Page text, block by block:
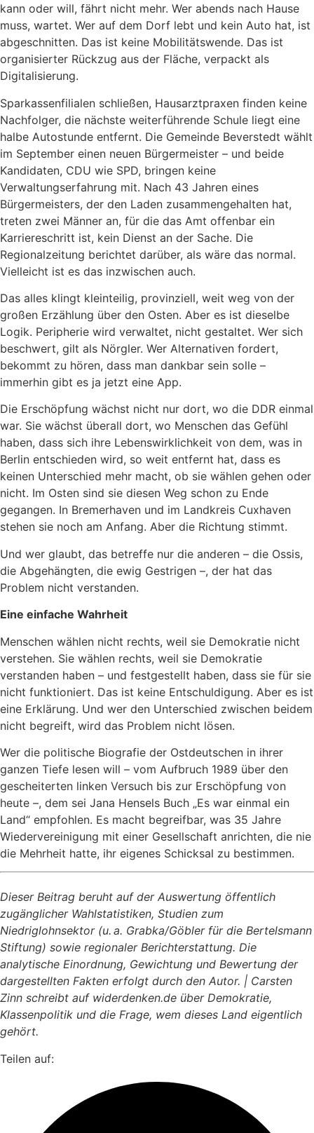
kann oder will, fährt nicht mehr. Wer abends nach Hause
muss, wartet. Wer auf dem Dorf lebt und kein Auto hat, ist
abgeschnitten. Das ist keine Mobilitätswende. Das ist
organisierter Rückzug aus der Fläche, verpackt als
Digitalisierung.
Sparkassenfilialen schließen, Hausarztpraxen finden keine
Nachfolger, die nächste weiterführende Schule liegt eine
halbe Autostunde entfernt. Die Gemeinde Beverstedt wählt
im September einen neuen Bürgermeister – und beide
Kandidaten, CDU wie SPD, bringen keine
Verwaltungserfahrung mit. Nach 43 Jahren eines
Bürgermeisters, der den Laden zusammengehalten hat,
treten zwei Männer an, für die das Amt offenbar ein
Karriereschritt ist, kein Dienst an der Sache. Die
Regionalzeitung berichtet darüber, als wäre das normal.
Vielleicht ist es das inzwischen auch.
Das alles klingt kleinteilig, provinziell, weit weg von der
großen Erzählung über den Osten. Aber es ist dieselbe
Logik. Peripherie wird verwaltet, nicht gestaltet. Wer sich
beschwert, gilt als Nörgler. Wer Alternativen fordert,
bekommt zu hören, dass man dankbar sein solle –
immerhin gibt es ja jetzt eine App.
Die Erschöpfung wächst nicht nur dort, wo die DDR einmal
war. Sie wächst überall dort, wo Menschen das Gefühl
haben, dass sich ihre Lebenswirklichkeit von dem, was in
Berlin entschieden wird, so weit entfernt hat, dass es
keinen Unterschied mehr macht, ob sie wählen gehen oder
nicht. Im Osten sind sie diesen Weg schon zu Ende
gegangen. In Bremerhaven und im Landkreis Cuxhaven
stehen sie noch am Anfang. Aber die Richtung stimmt.
Und wer glaubt, das betreffe nur die anderen – die Ossis,
die Abgehängten, die ewig Gestrigen –, der hat das
Problem nicht verstanden.
Eine einfache Wahrheit
Menschen wählen nicht rechts, weil sie Demokratie nicht
verstehen. Sie wählen rechts, weil sie Demokratie
verstanden haben – und festgestellt haben, dass sie für sie
nicht funktioniert. Das ist keine Entschuldigung. Aber es ist
eine Erklärung. Und wer den Unterschied zwischen beidem
nicht begreift, wird das Problem nicht lösen.
Wer die politische Biografie der Ostdeutschen in ihrer
ganzen Tiefe lesen will – vom Aufbruch 1989 über den
gescheiterten linken Versuch bis zur Erschöpfung von
heute –, dem sei Jana Hensels Buch „Es war einmal ein
Land“ empfohlen. Es macht begreifbar, was 35 Jahre
Wiedervereinigung mit einer Gesellschaft anrichten, die nie
die Mehrheit hatte, ihr eigenes Schicksal zu bestimmen.
Dieser Beitrag beruht auf der Auswertung öffentlich
zugänglicher Wahlstatistiken, Studien zum
Niedriglohnsektor (u. a. Grabka/Göbler für die Bertelsmann
Stiftung) sowie regionaler Berichterstattung. Die
analytische Einordnung, Gewichtung und Bewertung der
dargestellten Fakten erfolgt durch den Autor. | Carsten
Zinn schreibt auf widerdenken.de über Demokratie,
Klassenpolitik und die Frage, wem dieses Land eigentlich
gehört.
Teilen auf: